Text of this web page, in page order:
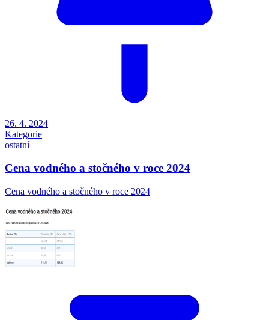
26. 4. 2024
Kategorie
ostatní
Cena vodného a stočného v roce 2024
Cena vodného a stočného v roce 2024